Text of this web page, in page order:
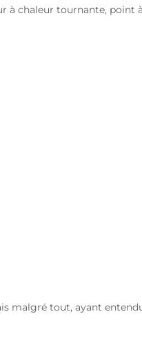
à chaleur tournante, point
malgré tout, ayant